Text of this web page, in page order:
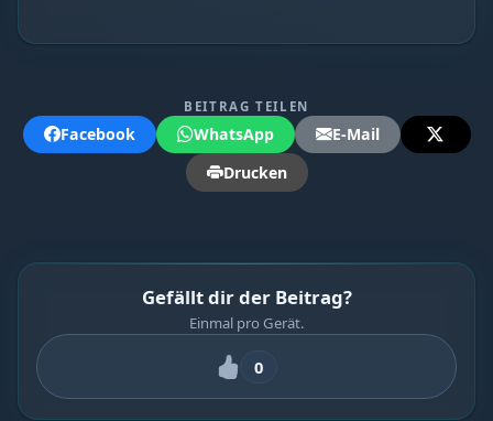
BEITRAG TEILEN
Facebook WhatsApp
E-Mail
Drucken
Gefällt dir der Beitrag?
Einmal pro Gerät.
0